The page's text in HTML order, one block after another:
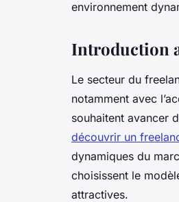
environnement
Introduction
Le secteur du
notamment avec
souhaitent avancer
découvrir un
dynamiques du
choisissent le
attractives.